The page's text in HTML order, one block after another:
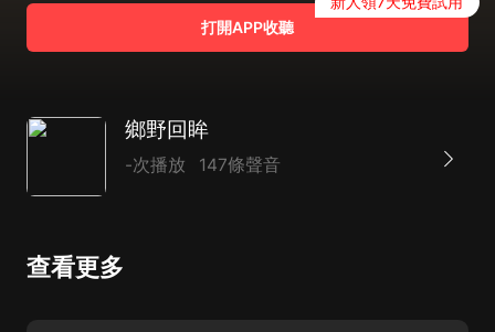
打開APP收聽
鄉野回眸
-次播放 147條聲音
查看更多